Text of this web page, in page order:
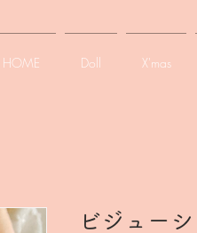
HOME Doll X'mas
ビジュー